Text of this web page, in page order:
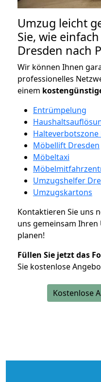
Umzug leicht
Sie, wie
Dresden nach
Wir können Ihnen
professionelles
einem
Entrümpelung
Halteverbotszone
Möbellift Dresden
Möbeltaxi
Umzugshelfer
Umzugskartons
Kontaktieren Sie uns
uns gemeinsam Ihren
planen!
Füllen Sie jetzt das
Sie kostenlose
Kostenlose